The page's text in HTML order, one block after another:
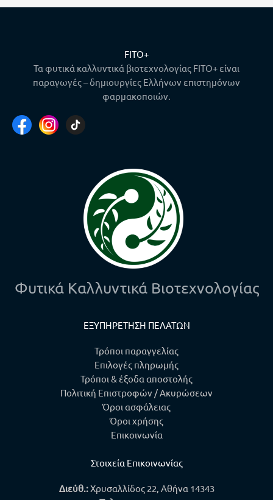
FITO+
Τα φυτικά καλλυντικά βιοτεχνολογίας FITO+ είναι
παραγωγές – δημιουργίες Ελλήνων επιστημόνων
φαρμακοποιών.
Φυτικά Καλλυντικά Βιοτεχνολογίας
ΕΞΥΠΗΡΕΤΗΣΗ ΠΕΛΑΤΩΝ
Τρόποι παραγγελίας
Επιλογές πληρωμής
Τρόποι & έξοδα αποστολής
Πολιτική Επιστροφών / Ακυρώσεων
Όροι ασφάλειας
Όροι χρήσης
Επικοινωνία
Στοιχεία Επικοινωνίας
Διεύθ.:Χρυσαλλίδος 22, Αθήνα 14343